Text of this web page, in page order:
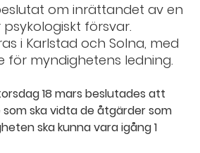
om inrättandet av en
försvar.
i Karlstad och Solna, med
för myndighetens ledning.
18 mars beslutades att
ska vidta de åtgärder som
ska kunna vara igång 1